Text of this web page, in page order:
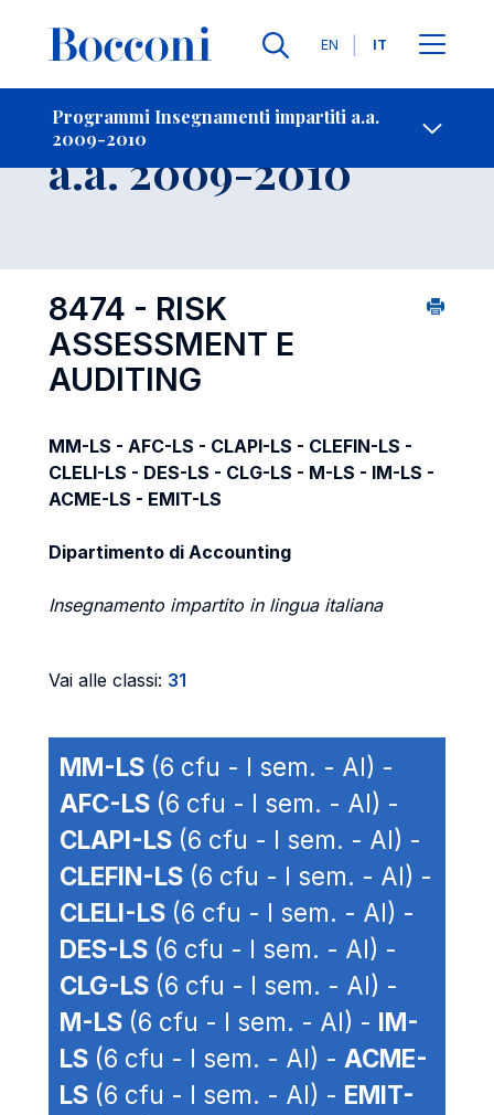
Lingue
EN IT
Programmi Insegnamenti impartiti a.a.
2009-2010
-
Insegnamento
a.a. 2009-2010
8474 - RISK
ASSESSMENT E
AUDITING
MM-LS - AFC-LS - CLAPI-LS - CLEFIN-LS -
CLELI-LS - DES-LS - CLG-LS - M-LS - IM-LS -
ACME-LS - EMIT-LS
Dipartimento di Accounting
Insegnamento impartito in lingua italiana
Vai alle classi: 31
MM-LS (6 cfu - I sem. - AI) -
AFC-LS (6 cfu - I sem. - AI) -
CLAPI-LS (6 cfu - I sem. - AI) -
CLEFIN-LS (6 cfu - I sem. - AI) -
CLELI-LS (6 cfu - I sem. - AI) -
DES-LS (6 cfu - I sem. - AI) -
CLG-LS (6 cfu - I sem. - AI) -
M-LS (6 cfu - I sem. - AI) - IM-
LS (6 cfu - I sem. - AI) - ACME-
LS (6 cfu - I sem. - AI) - EMIT-